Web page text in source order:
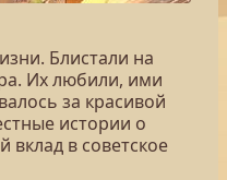
Блистали на
Их любили, ими
за красивой
истории о
в советское